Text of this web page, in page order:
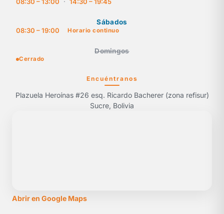
Sábados
08:30 – 19:00
Horario continuo
Domingos
Cerrado
Encuéntranos
Plazuela Heroínas #26 esq. Ricardo Bacherer (zona refisur)
Sucre, Bolivia
Abrir en Google Maps